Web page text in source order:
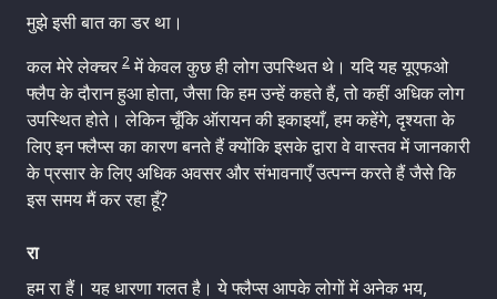
मुझे इसी बात का डर था।
कल मेरे लेक्चर 2में केवल कुछ ही लोग उपस्थित थे। यदि यह यूएफओ
फ्लैप के दौरान हुआ होता, जैसा कि हम उन्हें कहते हैं, तो कहीं अधिक लोग
उपस्थित होते। लेकिन चूँकि ऑरायन की इकाइयाँ, हम कहेंगे, दृश्यता के
लिए इन फ्लैप्स का कारण बनते हैं क्योंकि इसके द्वारा वे वास्तव में जानकारी
के प्रसार के लिए अधिक अवसर और संभावनाएँ उत्पन्न करते हैं जैसे कि
इस समय मैं कर रहा हूँ?
रा
हम रा हैं। यह धारणा गलत है। ये फ्लैप्स आपके लोगों में अनेक भय,